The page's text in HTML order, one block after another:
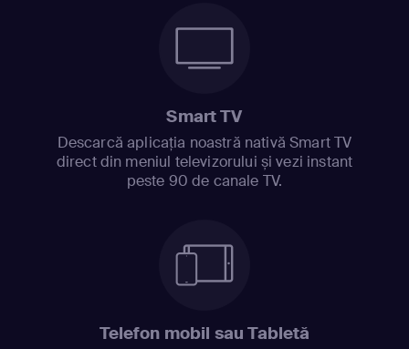
Smart TV
Descarcă aplicația noastră nativă Smart TV
direct din meniul televizorului și vezi instant
peste 90 de canale TV.
Telefon mobil sau Tabletă